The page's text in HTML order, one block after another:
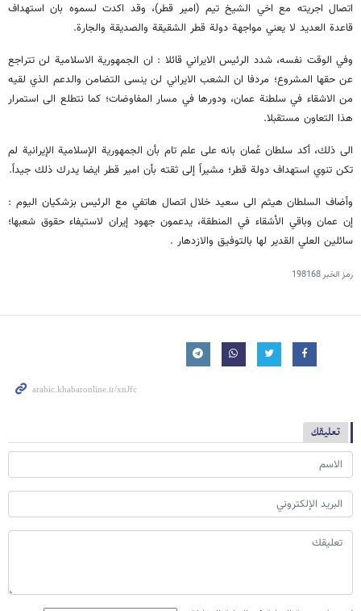
اتصال اجريته مع اخي الشيخ تيم (امير قطر)، وقد اكدت لسموه بان استهداف
قاعدة العديد لا يعني مواجهة دولة قطر الشقيقة والصديقة والجارة.
وفي الوقت نفسه، شدد الرئيس الايراني قائلا : ان الجمهورية الاسلامية لن تتراجع
عن حقها المشروع؛ مردفا ان الشعب الايراني لن ينسى التضامن والدعم الذي لقيه
من الاشقاء في سلطنة عمان، ودورها في مسار المفاوضات؛ كما نتطلع الى استمرار
هذا التعاون مستقبلا.
الى ذلك، أكد سلطان عُمان بانه على علم تام بأن الجمهورية الإسلامية الإيرانية لم
تكن تنوي استهداف دولة قطر؛ مشيراً إلى ثقته بأن امير قطر ايضا يدرك ذلك جيداً.
وأضاف السلطان هيثم الى سعيد خلال اتصال هاتفي مع الرئيس بزشكيان اليوم :
إن عمان وباقي الأشقاء في المنطقة، يدعمون جهود إيران لاستيفاء حقوق شعبها؛
سائلين العلي القدير لها بالتوفيق والازدهار .
رمز الخبر198168
تعليقك